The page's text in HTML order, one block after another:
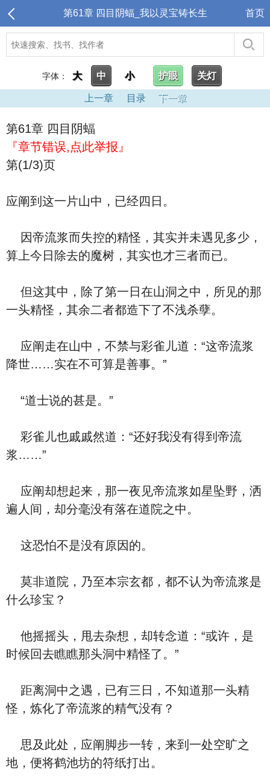
第61章 四目阴蝠_我以灵宝铸长生 首页
字体： 大 中 小 护眼 关灯
上一章 目录 下一章
第61章 四目阴蝠
『章节错误,点此举报』
第(1/3)页
应阐到这一片山中，已经四日。
因帝流浆而失控的精怪，其实并未遇见多少，
算上今日除去的魔树，其实也才三者而已。
但这其中，除了第一日在山洞之中，所见的那
一头精怪，其余二者都造下了不浅杀孽。
应阐走在山中，不禁与彩雀儿道：“这帝流浆
降世……实在不可算是善事。”
“道士说的甚是。”
彩雀儿也戚戚然道：“还好我没有得到帝流
浆……”
应阐却想起来，那一夜见帝流浆如星坠野，洒
遍人间，却分毫没有落在道院之中。
这恐怕不是没有原因的。
莫非道院，乃至本宗玄都，都不认为帝流浆是
什么珍宝？
他摇摇头，甩去杂想，却转念道：“或许，是
时候回去瞧瞧那头洞中精怪了。”
距离洞中之遇，已有三日，不知道那一头精
怪，炼化了帝流浆的精气没有？
思及此处，应阐脚步一转，来到一处空旷之
地，便将鹤池坊的符纸打出。